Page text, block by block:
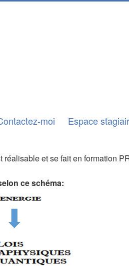
moi Espace
et se fait en formation
ce schéma: